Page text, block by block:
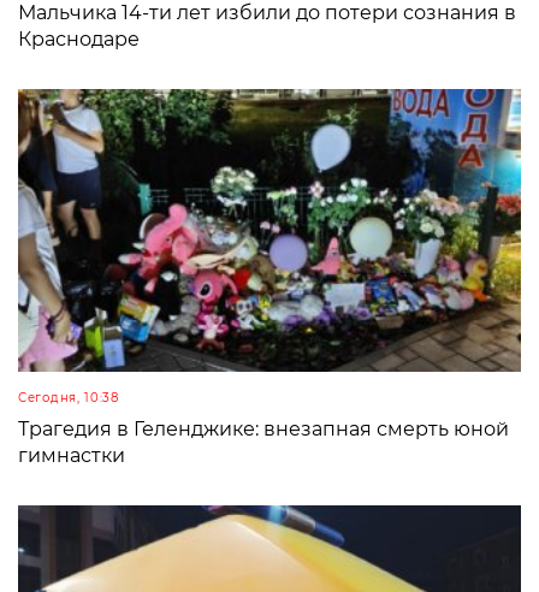
Мальчика 14-ти лет избили до потери сознания в
Краснодаре
Сегодня, 10:38
Трагедия в Геленджике: внезапная смерть юной
гимнастки